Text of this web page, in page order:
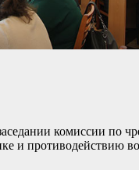
комиссии по
и противодействию